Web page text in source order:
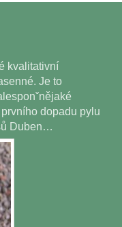
kvalitativní
Je to
dopadu pylu
Duben…